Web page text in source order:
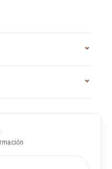
participantes: 4-10